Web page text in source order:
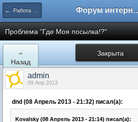
← Работа сайта ShopTips.ru Форум
Проблема "Где Моя посылка!?"
Закрыта
«
Назад
admin
09 Апр 2013
dnd (08 Апрель 2013 - 21:32) писал(а):
Kovalsky (08 Апрель 2013 - 21:14) писал(а):